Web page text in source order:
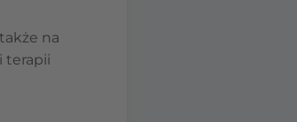
na
terapii